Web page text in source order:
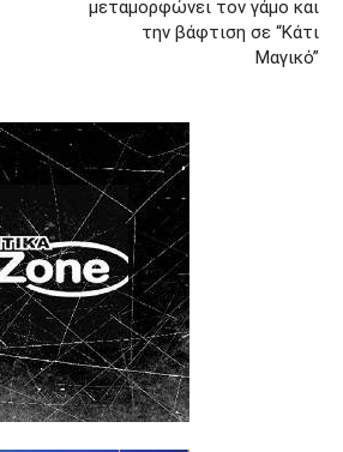
μεταμορφώνει τον γάμο και
την βάφτιση σε “Κάτι
Μαγικό”